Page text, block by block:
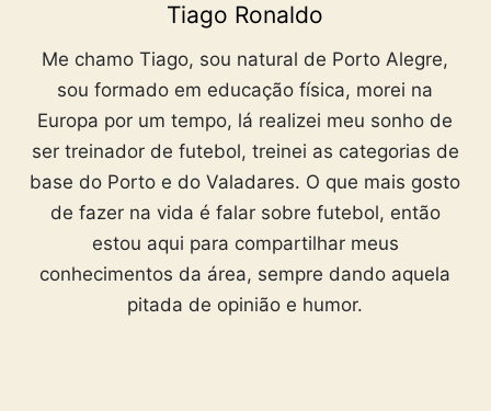
Tiago Ronaldo
Me chamo Tiago, sou natural de Porto Alegre,
sou formado em educação física, morei na
Europa por um tempo, lá realizei meu sonho de
ser treinador de futebol, treinei as categorias de
base do Porto e do Valadares. O que mais gosto
de fazer na vida é falar sobre futebol, então
estou aqui para compartilhar meus
conhecimentos da área, sempre dando aquela
pitada de opinião e humor.